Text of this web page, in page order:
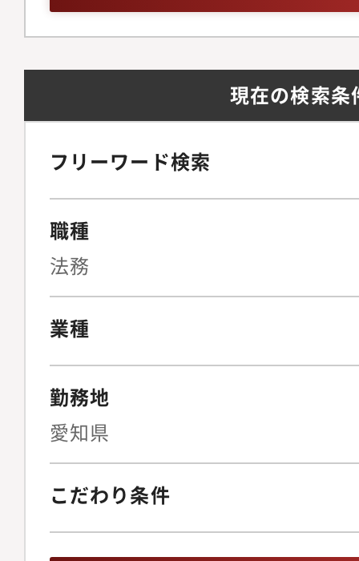
あります。2）コメ兵
プは、香港、上海、
ル、アメリカに進出
なる海外進出を予定
携わることのできる
コメ兵ホールディン
の作成、管理を含む
業務（法令遵守を含
会社鈴鹿グループへ
更範囲：会社の定め
現在の検索条
フリーワード検索
職種
法務
業種
勤務地
愛知県
こだわり条件